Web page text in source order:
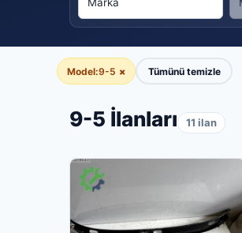
Model:9-5 × Tümünü temizle
9-5 İlanları 11 ilan